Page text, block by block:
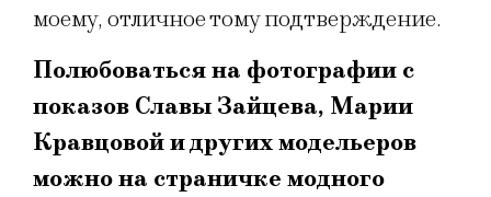
моему, отличное тому подтверждение.
Полюбоваться на фотографии с
показов Славы Зайцева, Марии
Кравцовой и других модельеров
можно на страничке модного